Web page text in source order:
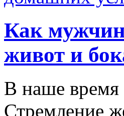
Как
живот и
В наше время
Стремление